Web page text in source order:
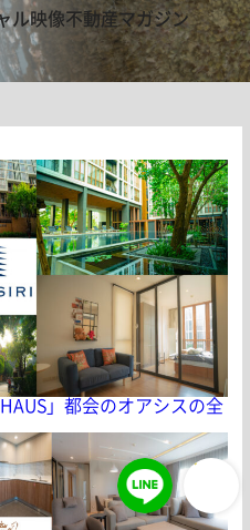
ル映像不動産マガジン
」都会のオアシスの全